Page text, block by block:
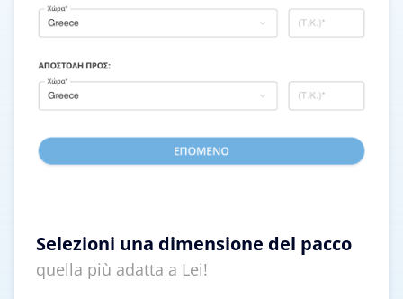
Selezioni una dimensione del pacco
quella più adatta a Lei!